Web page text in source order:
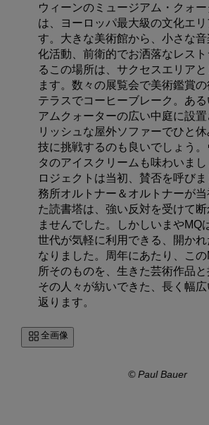
ウィーンのミュージアム・クォー
は、ヨーロッパ最大級の文化エ
す。 大きな美術館から、小さな
化活動、前衛的でお洒落なレス
るこの場所は、サクセスエリア
ます。数々の展覧会で美術鑑賞
テラスでコーヒーブレーク。あ
アムクォーターの広い中庭に設置
リッシュな屋外ソファーでひと
技に挑戦するのも良いでしょう。
タのアイスクリームも味わいまし
ロジェクトは当初、賛否を呼び
務所オルトナー＆オルトナーが
た読書塔は、強い反対を受けて
ませんでした。しかしいまやMQ
世代が気軽に利用できる、開かれ
なりました。周年にあたり、この
所そのものを、生きた芸術作品と
その人々が紡いできた、長く幅広
返ります。
全画像
© Paul Bauer